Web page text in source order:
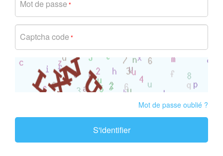
Mot de passe *
Captcha code *
Mot de passe oublié ?
S'identifier